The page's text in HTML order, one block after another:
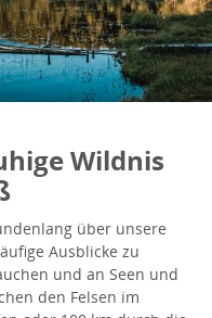
Wildnis
über unsere
Ausblicke zu
und an Seen und
den Felsen im